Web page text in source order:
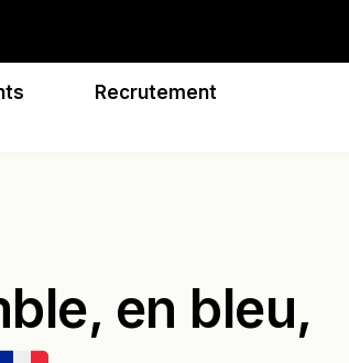
Recrutement
en bleu,